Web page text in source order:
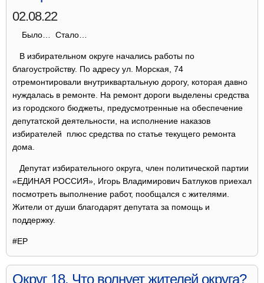
02.08.22
Было… Стало…
В избирательном округе начались работы по
благоустройству. По адресу ул. Морская, 74
отремонтировали внутриквартальную дорогу, которая давно
нуждалась в ремонте. На ремонт дороги выделены средства
из городского бюджеты, предусмотренные на обеспечение
депутатской деятельности, на исполнение наказов
избирателей плюс средства по статье текущего ремонта
дома.
Депутат избирательного округа, член политической партии
«ЕДИНАЯ РОССИЯ», Игорь Владимирович Батлуков приехал
посмотреть выполнение работ, пообщался с жителями.
Жители от души благодарят депутата за помощь и
поддержку.
#ЕР
Округ 18. Что волнует жителей округа?